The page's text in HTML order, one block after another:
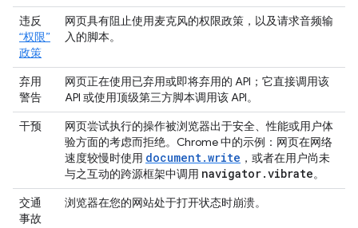
违反
“权限”
政策
网页具有阻止使用麦克风的权限政策，以及请求音频输
入的脚本。
弃用
警告
网页正在使用已弃用或即将弃用的 API；它直接调用该
API 或使用顶级第三方脚本调用该 API。
干预
网页尝试执行的操作被浏览器出于安全、性能或用户体
验方面的考虑而拒绝。Chrome 中的示例：网页在网络
速度较慢时使用 document.write ，或者在用户尚未
与之互动的跨源框架中调用 navigator.vibrate。
交通
事故
浏览器在您的网站处于打开状态时崩溃。